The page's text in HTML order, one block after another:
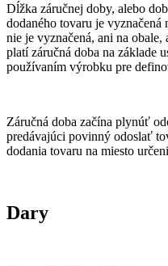
Dĺžka záručnej doby, alebo
dodaného tovaru je vyznačená
nie je vyznačená, ani na
platí záručná doba na základe
používaním výrobku pre
Záručná doba začína plynúť
predávajúci povinný odoslať
dodania tovaru na miesto
Dary